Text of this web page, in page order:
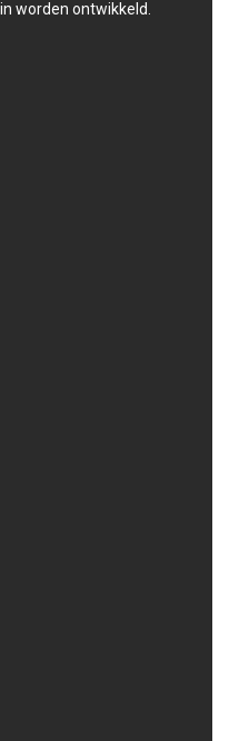
worden ontwikkeld.